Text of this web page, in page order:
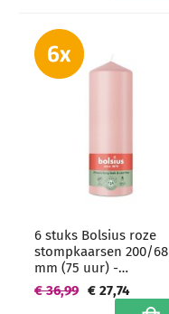
6 stuks Bolsius roze
stompkaarsen 200/68
mm (75 uur) -
grootverpakking
€ 27,74
€ 36,99